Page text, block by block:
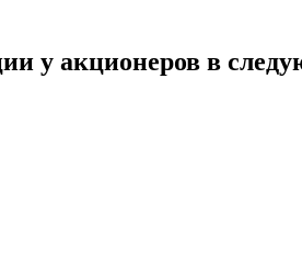
у акционеров в